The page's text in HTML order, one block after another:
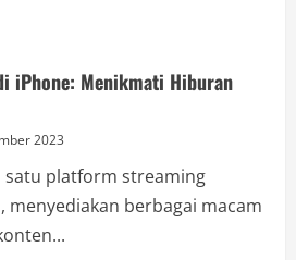
iPhone: Menikmati Hiburan
2023
satu platform streaming
berbagai macam